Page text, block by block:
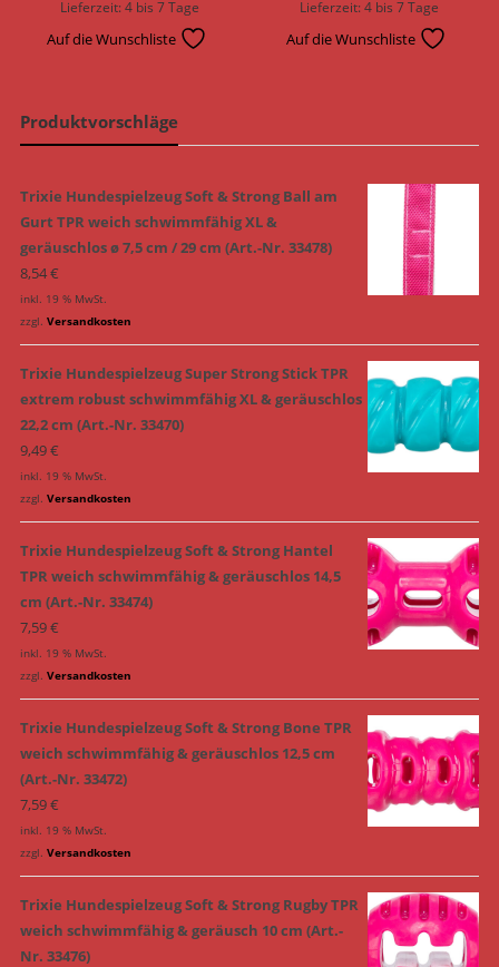
Lieferzeit:4 bis 7 Tage
Auf die Wunschliste
Lieferzeit:4 bis 7 Tage
Auf die Wunschliste
Produktvorschläge
Trixie Hundespielzeug Soft & Strong Ball am
Gurt TPR weich schwimmfähig XL &
geräuschlos ø 7,5 cm / 29 cm (Art.-Nr. 33478)
8,54€
inkl. 19 % MwSt.
zzgl. Versandkosten
Trixie Hundespielzeug Super Strong Stick TPR
extrem robust schwimmfähig XL & geräuschlos
22,2 cm (Art.-Nr. 33470)
9,49€
inkl. 19 % MwSt.
zzgl. Versandkosten
Trixie Hundespielzeug Soft & Strong Hantel
TPR weich schwimmfähig & geräuschlos 14,5
cm (Art.-Nr. 33474)
7,59€
inkl. 19 % MwSt.
zzgl. Versandkosten
Trixie Hundespielzeug Soft & Strong Bone TPR
weich schwimmfähig & geräuschlos 12,5 cm
(Art.-Nr. 33472)
7,59€
inkl. 19 % MwSt.
zzgl. Versandkosten
Trixie Hundespielzeug Soft & Strong Rugby TPR
weich schwimmfähig & geräusch 10 cm (Art.-
Nr. 33476)